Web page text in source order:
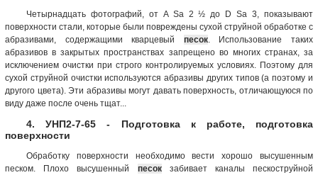
Четырнадцать фотографий, от A Sa 2 ½ до D Sa 3, показывают
поверхности стали, которые были повреждены сухой струйной обработке с
абразивами, содержащими кварцевый песок. Использование таких
абразивов в закрытых пространствах запрещено во многих странах, за
исключением очистки при строго контролируемых условиях. Поэтому для
сухой струйной очистки используются абразивы других типов (а поэтому и
другого цвета). Эти абразивы могут давать поверхность, отличающуюся по
виду даже после очень тщат...
4. УНП2-7-65 - Подготовка к работе, подготовка
поверхности
Обработку поверхности необходимо вести хорошо высушенным
песком. Плохо высушенный песокзабивает каналы пескоструйной